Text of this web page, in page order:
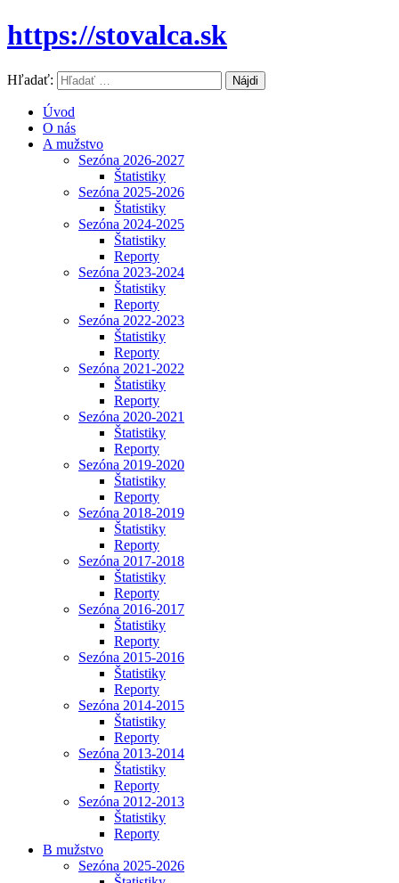
https://stovalca.sk
Hľadať:
Úvod
O nás
A mužstvo
Sezóna 2026-2027
Štatistiky
Sezóna 2025-2026
Štatistiky
Sezóna 2024-2025
Štatistiky
Reporty
Sezóna 2023-2024
Štatistiky
Reporty
Sezóna 2022-2023
Štatistiky
Reporty
Sezóna 2021-2022
Štatistiky
Reporty
Sezóna 2020-2021
Štatistiky
Reporty
Sezóna 2019-2020
Štatistiky
Reporty
Sezóna 2018-2019
Štatistiky
Reporty
Sezóna 2017-2018
Štatistiky
Reporty
Sezóna 2016-2017
Štatistiky
Reporty
Sezóna 2015-2016
Štatistiky
Reporty
Sezóna 2014-2015
Štatistiky
Reporty
Sezóna 2013-2014
Štatistiky
Reporty
Sezóna 2012-2013
Štatistiky
Reporty
B mužstvo
Sezóna 2025-2026